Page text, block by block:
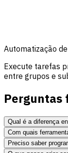
Automatização
Execute tarefas
entre grupos e
Perguntas
Qual é a diferença
As duas
do PriceLabs. A
Com quais
O PriceLabs MCP
Preciso saber